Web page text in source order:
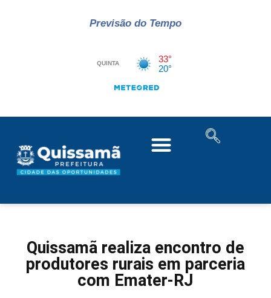
Previsão do Tempo
Quissamã realiza encontro de
produtores rurais em parceria
com Emater-RJ